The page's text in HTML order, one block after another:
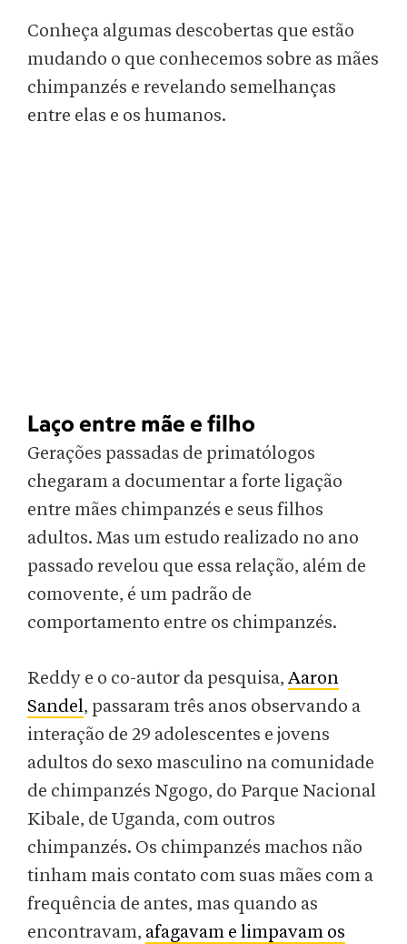
Conheça algumas descobertas que estão
mudando o que conhecemos sobre as mães
chimpanzés e revelando semelhanças
entre elas e os humanos.
Laço entre mãe e filho
Gerações passadas de primatólogos
chegaram a documentar a forte ligação
entre mães chimpanzés e seus filhos
adultos. Mas um estudo realizado no ano
passado revelou que essa relação, além de
comovente, é um padrão de
comportamento entre os chimpanzés.
Reddy e o co-autor da pesquisa, Aaron
Sandel, passaram três anos observando a
interação de 29 adolescentes e jovens
adultos do sexo masculino na comunidade
de chimpanzés Ngogo, do Parque Nacional
Kibale, de Uganda, com outros
chimpanzés. Os chimpanzés machos não
tinham mais contato com suas mães com a
frequência de antes, mas quando as
encontravam, afagavam e limpavam os